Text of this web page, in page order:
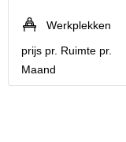
Werkplekken
prijs pr. Ruimte pr.
Maand